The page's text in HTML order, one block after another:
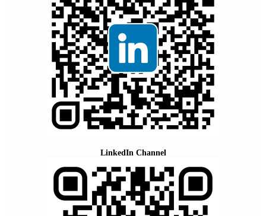
LinkedIn Channel